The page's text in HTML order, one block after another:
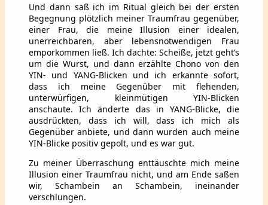
Und dann saß ich im Ritual gleich bei der ersten
Begegnung plötzlich meiner Traumfrau gegenüber,
einer Frau, die meine Illusion einer idealen,
unerreichbaren, aber lebensnotwendigen Frau
emporkommen ließ. Ich dachte: Scheiße, jetzt geht’s
um die Wurst, und dann erzählte Chono von den
YIN- und YANG-Blicken und ich erkannte sofort,
dass ich meine Gegenüber mit flehenden,
unterwürfigen, kleinmütigen YIN-Blicken
anschaute. Ich änderte das in YANG-Blicke, die
ausdrückten, dass ich will, dass ich mich als
Gegenüber anbiete, und dann wurden auch meine
YIN-Blicke positiv gepolt, und es war gut.
Zu meiner Überraschung enttäuschte mich meine
Illusion einer Traumfrau nicht, und am Ende saßen
wir, Schambein an Schambein, ineinander
verschlungen.